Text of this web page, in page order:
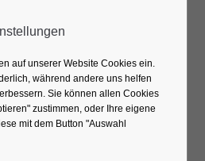
mit Pia-Marie
auf unserer Website Cookies ein.
während andere uns helfen
Sie können allen Cookies
zustimmen, oder Ihre eigene
mit dem Button "Auswahl